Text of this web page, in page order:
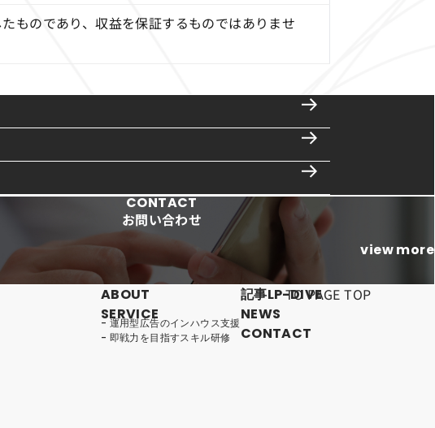
ものであり、収益を保証するものではありませ
CONTACT
お問い合わせ
view more
ABOUT
SERVICE
運用型広告のインハウス支援
即戦力を目指すスキル研修
記事LP-DIVE
NEWS
CONTACT
TO PAGE TOP